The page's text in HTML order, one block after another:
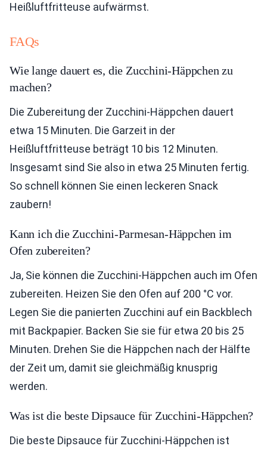
Heißluftfritteuse aufwärmst.
FAQs
Wie lange dauert es, die Zucchini-Häppchen zu
machen?
Die Zubereitung der Zucchini-Häppchen dauert
etwa 15 Minuten. Die Garzeit in der
Heißluftfritteuse beträgt 10 bis 12 Minuten.
Insgesamt sind Sie also in etwa 25 Minuten fertig.
So schnell können Sie einen leckeren Snack
zaubern!
Kann ich die Zucchini-Parmesan-Häppchen im
Ofen zubereiten?
Ja, Sie können die Zucchini-Häppchen auch im Ofen
zubereiten. Heizen Sie den Ofen auf 200 °C vor.
Legen Sie die panierten Zucchini auf ein Backblech
mit Backpapier. Backen Sie sie für etwa 20 bis 25
Minuten. Drehen Sie die Häppchen nach der Hälfte
der Zeit um, damit sie gleichmäßig knusprig
werden.
Was ist die beste Dipsauce für Zucchini-Häppchen?
Die beste Dipsauce für Zucchini-Häppchen ist